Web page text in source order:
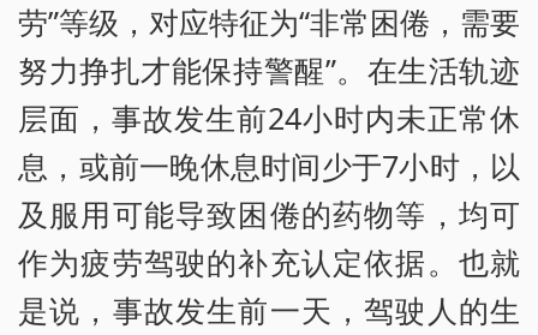
劳”等级，对应特征为“非常困倦，需要
努力挣扎才能保持警醒”。在生活轨迹
层面，事故发生前24小时内未正常休
息，或前一晚休息时间少于7小时，以
及服用可能导致困倦的药物等，均可
作为疲劳驾驶的补充认定依据。也就
是说，事故发生前一天，驾驶人的生